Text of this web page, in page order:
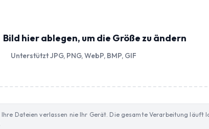
Bild hier ablegen, um die Größe zu ändern
Unterstützt JPG, PNG, WebP, BMP, GIF
Dateien verlassen nie Ihr Gerät. Die gesamte Verarbeitung läuft